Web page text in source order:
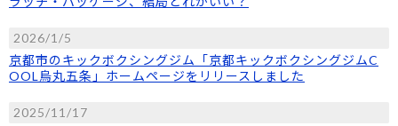
2026/1/5
京都市のキックボクシングジム「京都キックボクシングジムC
OOL烏丸五条」ホームページをリリースしました
2025/11/17